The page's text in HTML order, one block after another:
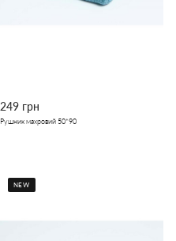
249 грн
Рушник махровий 50*90
NEW